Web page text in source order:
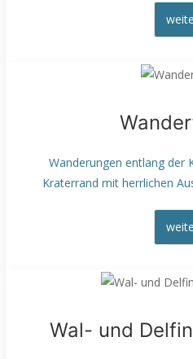
Wanderungen entlang der
Kraterrand mit herrlichen
Wal- und